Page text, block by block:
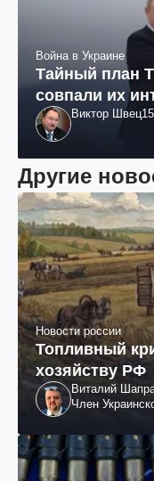
Война в Украине
Тайный план
совпали их
Виктор Швец
Другие
Новости россии
Топливный
хозяйству РФ
Виталий
Член